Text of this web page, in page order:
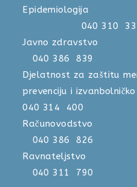
040 310
Javno
040 386 839
Djelatnost za zaštitu
prevenciju i
040 314 400
040 386 826
040 311 790